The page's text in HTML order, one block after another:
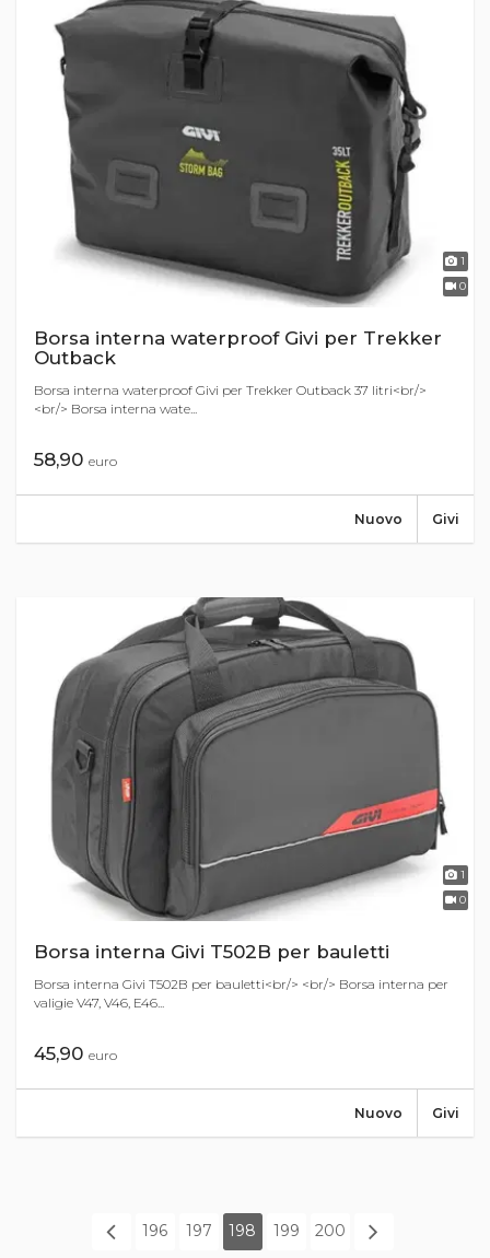
1
0
Borsa interna waterproof Givi per Trekker
Outback
Borsa interna waterproof Givi per Trekker Outback 37 litri<br/>
<br/> Borsa interna wate...
58,90 euro
Givi
Nuovo
1
0
Borsa interna Givi T502B per bauletti
Borsa interna Givi T502B per bauletti<br/> <br/> Borsa interna per
valigie V47, V46, E46...
45,90 euro
Givi
Nuovo
196 197 198 199 200